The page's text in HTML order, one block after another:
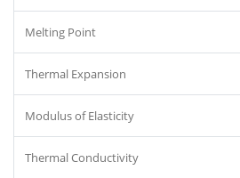
Melting Point
Thermal Expansion
Modulus of Elasticity
Thermal Conductivity